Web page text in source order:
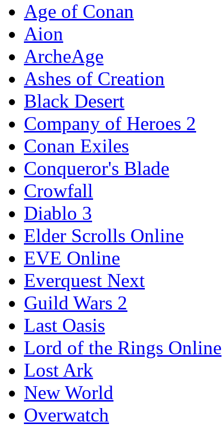
Age of Conan
Aion
ArcheAge
Ashes of Creation
Black Desert
Company of Heroes 2
Conan Exiles
Conqueror's Blade
Crowfall
Diablo 3
Elder Scrolls Online
EVE Online
Everquest Next
Guild Wars 2
Last Oasis
Lord of the Rings Online
Lost Ark
New World
Overwatch